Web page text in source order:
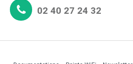
02 40 27 24 32